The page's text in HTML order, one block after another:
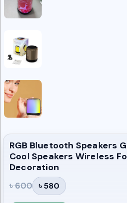
RGB Bluetooth Speakers
Cool Speakers Wireless
Decoration
৳ 600 ৳ 580